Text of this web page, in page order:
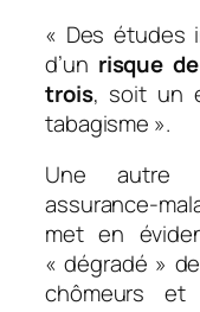
« Des études
d’un risque
trois, soit un
tabagisme ».
Une autre
assurance-
met en
« dégradé »
chômeurs et